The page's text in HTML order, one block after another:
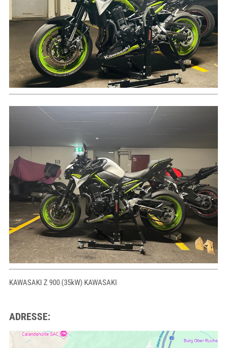
KAWASAKI Z 900 (35kW) KAWASAKI
ADRESSE: